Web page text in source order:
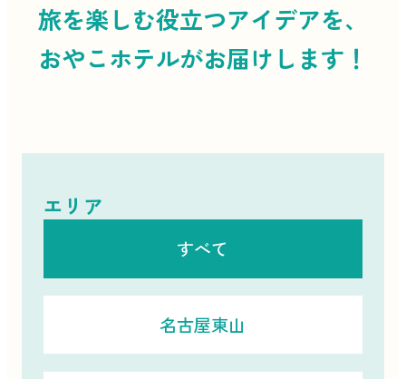
旅を楽しむ役立つアイデアを、
おやこホテルがお届けします！
エリア
すべて
名古屋東山